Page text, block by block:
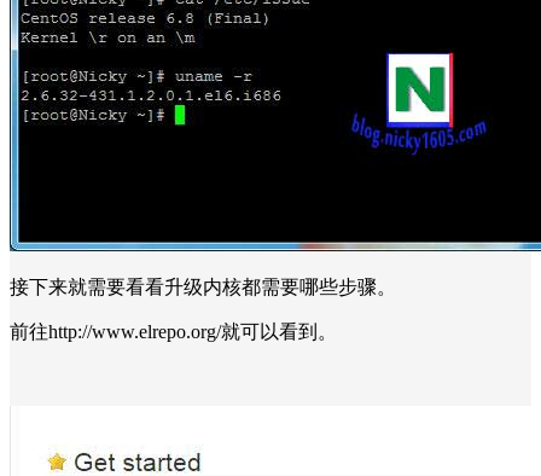
接下来就需要看看升级内核都需要哪些步骤。
前往http://www.elrepo.org/就可以看到。